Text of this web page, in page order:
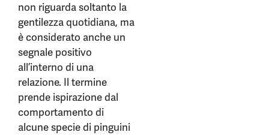
non riguarda soltanto la
gentilezza quotidiana, ma
è considerato anche un
segnale positivo
all’interno di una
relazione. Il termine
prende ispirazione dal
comportamento di
alcune specie di pinguini